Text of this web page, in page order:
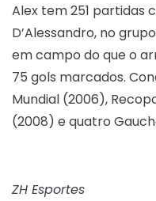
Alex tem 251 partidas
D’Alessandro, no
em campo do que o
75 gols marcados.
Mundial (2006),
(2008) e quatro
ZH Esportes